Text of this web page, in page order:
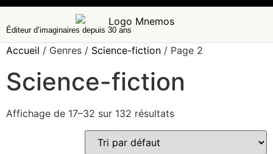
Éditeur d’imaginaires depuis 30 ans
Accueil / Genres / Science-fiction / Page 2
Science-fiction
Affichage de 17–32 sur 132 résultats